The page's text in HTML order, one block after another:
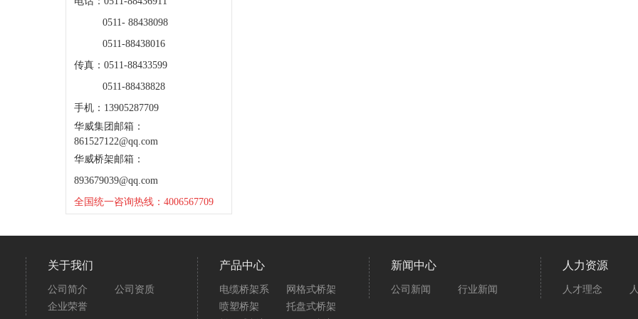
0511- 88438098
0511-88438016
传真：0511-88433599
0511-88438828
手机：13905287709
华威集团邮箱：
861527122@qq.com
华威桥架邮箱：
893679039@qq.com
全国统一咨询热线：4006567709
关于我们
公司简介
公司资质
企业荣誉
产品中心
电缆桥架系
网格式桥架
喷塑桥架
托盘式桥架
新闻中心
公司新闻 行业新闻
人力资源
人才理念